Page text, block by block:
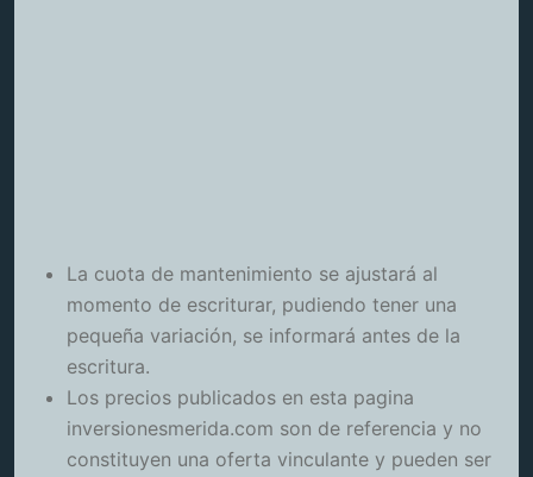
La cuota de mantenimiento se ajustará al
momento de escriturar, pudiendo tener una
pequeña variación, se informará antes de la
escritura.
Los precios publicados en esta pagina
inversionesmerida.com son de referencia y no
constituyen una oferta vinculante y pueden ser